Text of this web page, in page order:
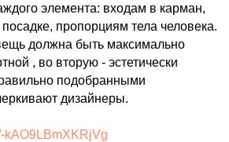
элемента: входам в карман,
пропорциям тела человека.
должна быть максимально
, во вторую - эстетически
подобранными
дизайнеры.
kAO9LBmXKRjVg